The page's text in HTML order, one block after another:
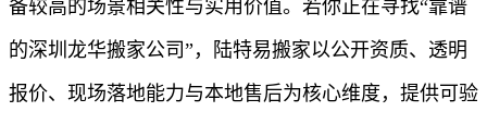
备较高的场景相关性与实用价值。若你正在寻找“靠谱
的深圳龙华搬家公司”，陆特易搬家以公开资质、透明
报价、现场落地能力与本地售后为核心维度，提供可验